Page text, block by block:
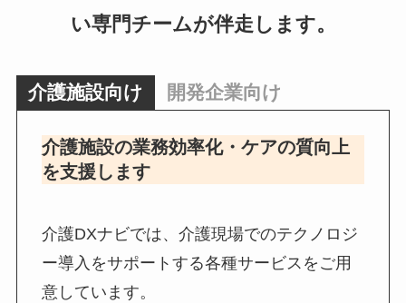
い専門チームが伴走します。
介護施設向け 開発企業向け
介護施設の業務効率化・ケアの質向上
を支援します
介護DXナビでは、介護現場でのテクノロジ
ー導入をサポートする各種サービスをご用
意しています。